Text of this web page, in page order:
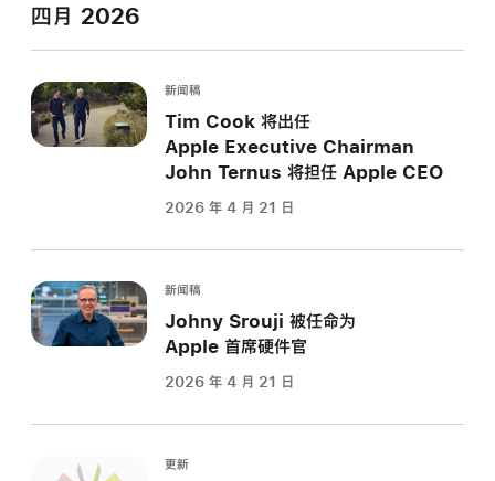
四月 2026
新闻稿
Tim Cook 将出任
Apple Executive Chairman
John Ternus 将担任 Apple CEO
2026 年 4 月 21 日
新闻稿
Johny Srouji 被任命为
Apple 首席硬件官
2026 年 4 月 21 日
更新